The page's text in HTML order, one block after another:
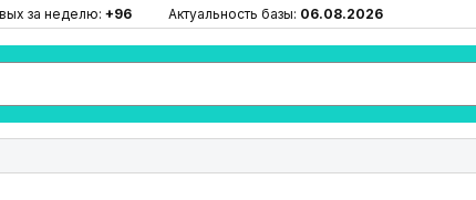
за неделю: +96 Актуальность базы: 06.08.2026